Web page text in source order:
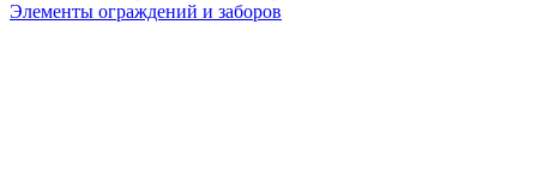
Элементы ограждений и заборов